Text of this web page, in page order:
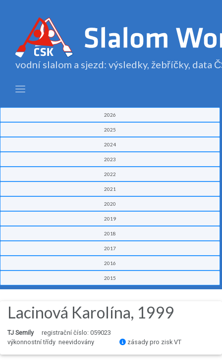
vodní slalom a sjezd: výsledky, žebříčky, data
2026
2025
2024
2023
2022
2021
2020
2019
2018
2017
2016
2015
Lacinová Karolína, 1999
TJ Semily
registrační číslo: 059023
výkonnostní třídy neevidovány
zásady pro zisk VT